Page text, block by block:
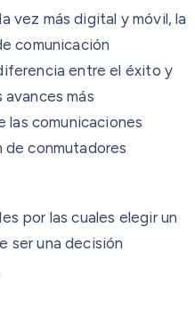
vez más digital y móvil, la
comunicación
entre el éxito y
más
las comunicaciones
de conmutadores
por las cuales elegir un
ser una decisión